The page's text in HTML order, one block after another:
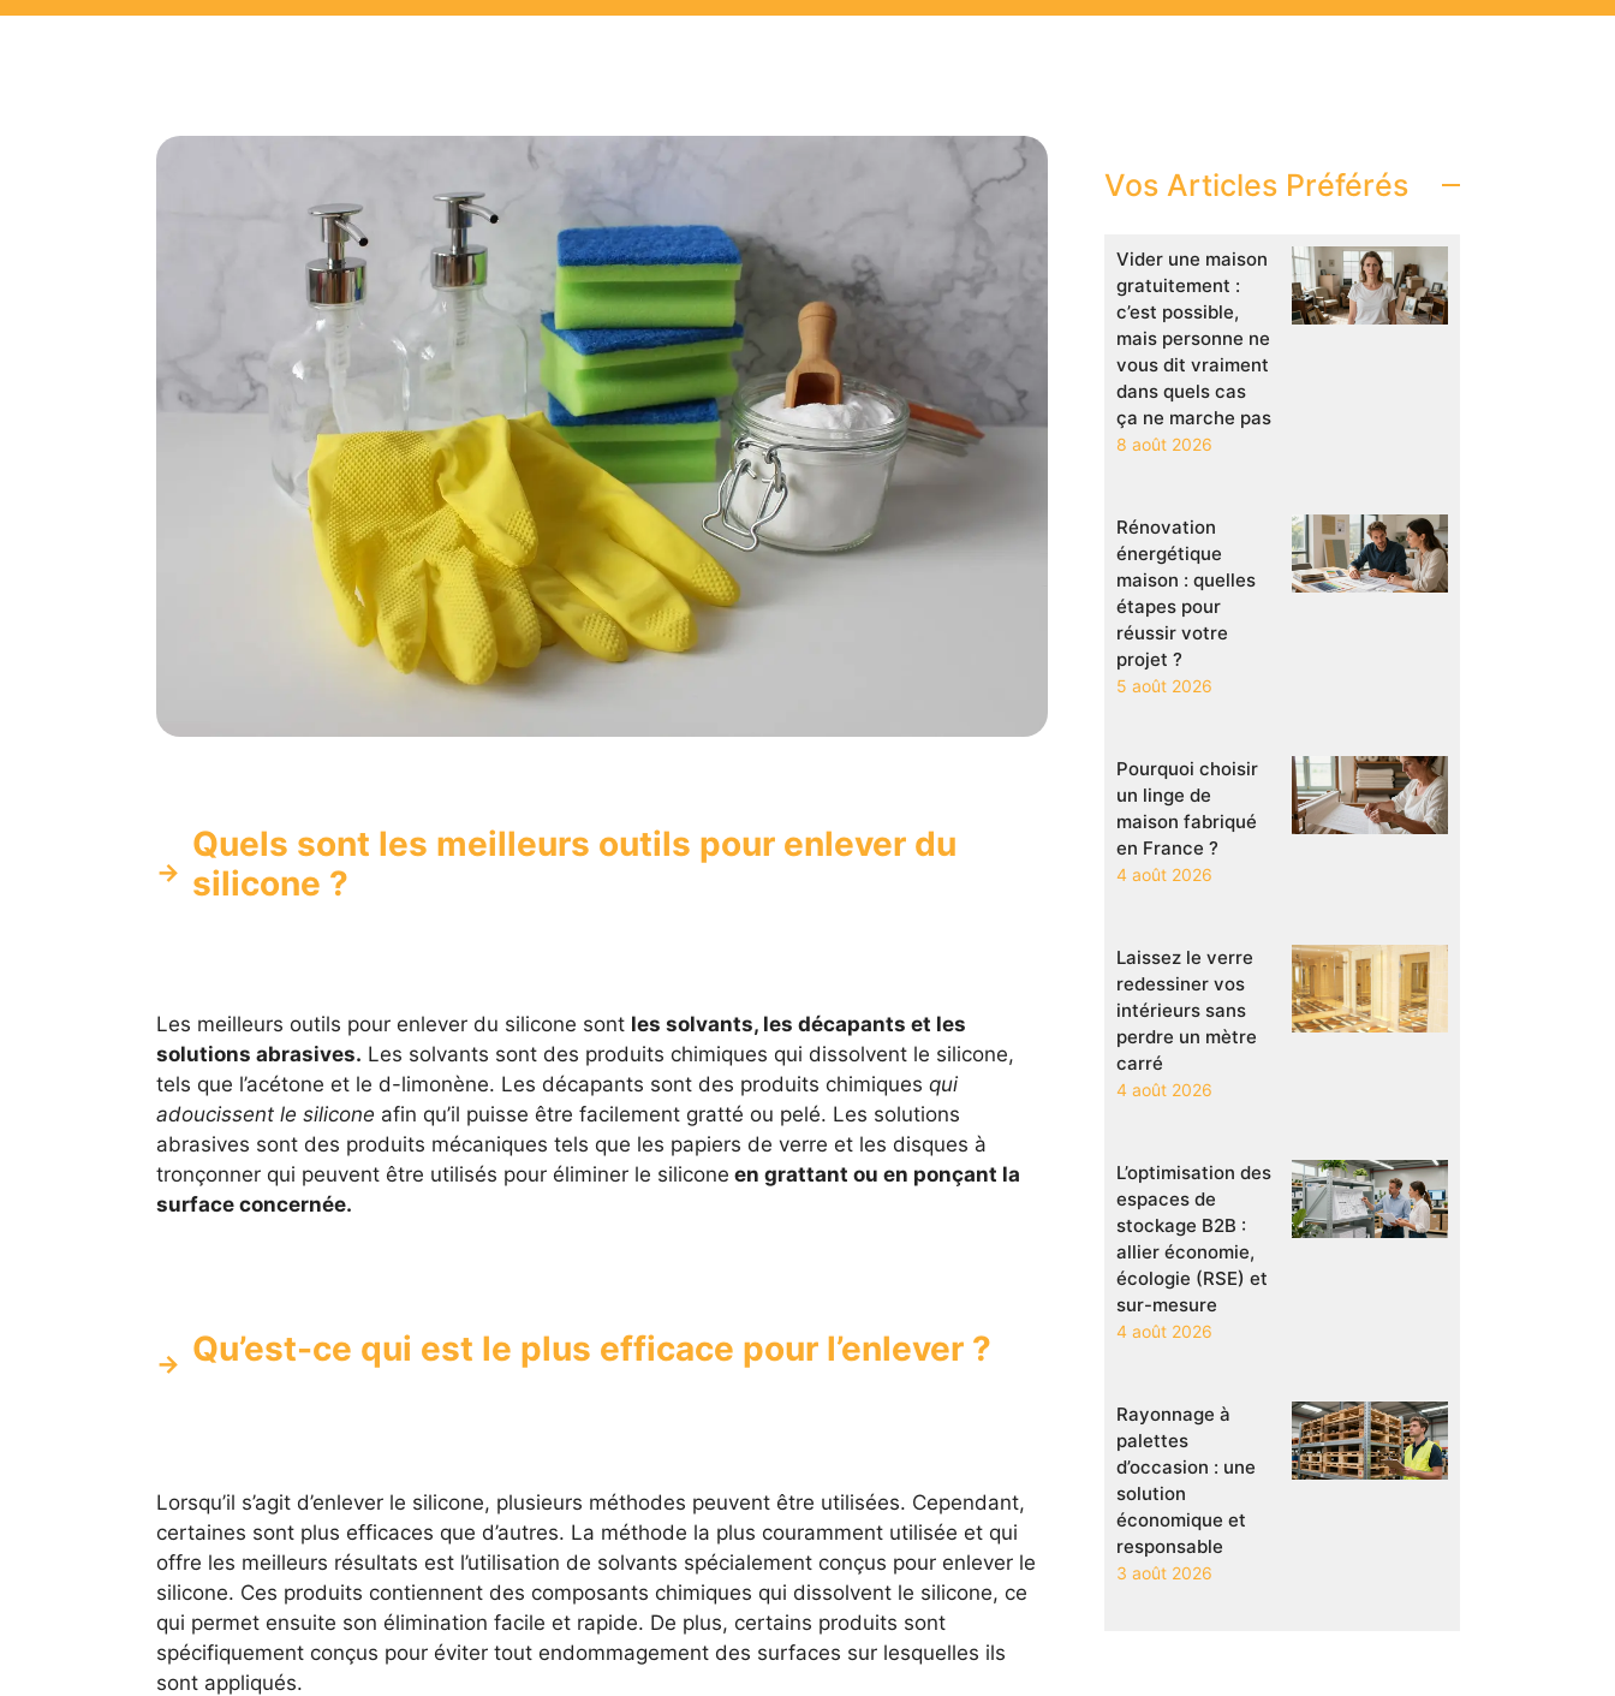
Quels sont les meilleurs outils pour enlever du
silicone ?
Les meilleurs outils pour enlever du silicone sont les solvants, les décapants et les
solutions abrasives. Les solvants sont des produits chimiques qui dissolvent le silicone,
tels que l’acétone et le d-limonène. Les décapants sont des produits chimiques qui
adoucissent le silicone afin qu’il puisse être facilement gratté ou pelé. Les solutions
abrasives sont des produits mécaniques tels que les papiers de verre et les disques à
tronçonner qui peuvent être utilisés pour éliminer le silicone en grattant ou en ponçant la
surface concernée.
Qu’est-ce qui est le plus efficace pour l’enlever ?
Lorsqu’il s’agit d’enlever le silicone, plusieurs méthodes peuvent être utilisées. Cependant,
certaines sont plus efficaces que d’autres. La méthode la plus couramment utilisée et qui
offre les meilleurs résultats est l’utilisation de solvants spécialement conçus pour enlever le
silicone. Ces produits contiennent des composants chimiques qui dissolvent le silicone, ce
qui permet ensuite son élimination facile et rapide. De plus, certains produits sont
spécifiquement conçus pour éviter tout endommagement des surfaces sur lesquelles ils
sont appliqués.
Vos Articles Préférés
Vider une maison
gratuitement :
c’est possible,
mais personne ne
vous dit vraiment
dans quels cas
ça ne marche pas
8 août 2026
Rénovation
énergétique
maison : quelles
étapes pour
réussir votre
projet ?
5 août 2026
Pourquoi choisir
un linge de
maison fabriqué
en France ?
4 août 2026
Laissez le verre
redessiner vos
intérieurs sans
perdre un mètre
carré
4 août 2026
L’optimisation des
espaces de
stockage B2B :
allier économie,
écologie (RSE) et
sur-mesure
4 août 2026
Rayonnage à
palettes
d’occasion : une
solution
économique et
responsable
3 août 2026